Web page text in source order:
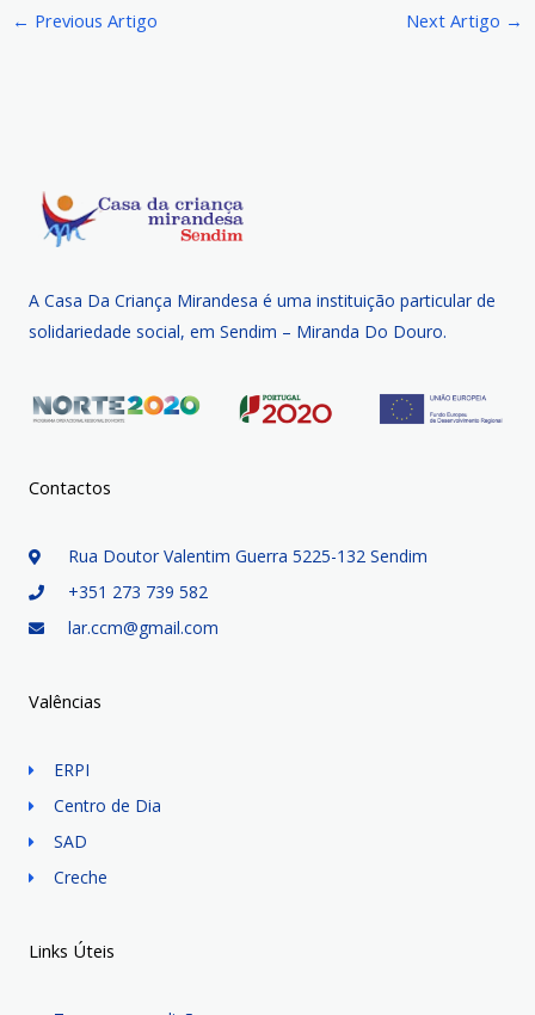
← Previous Artigo Next Artigo →
A Casa Da Criança Mirandesa é uma instituição particular de
solidariedade social, em Sendim – Miranda Do Douro.
Contactos
Rua Doutor Valentim Guerra 5225-132 Sendim
+351 273 739 582
lar.ccm@gmail.com
Valências
ERPI
Centro de Dia
SAD
Creche
Links Úteis